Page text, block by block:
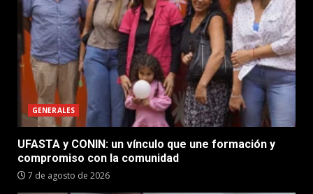
GENERALES
UFASTA y CONIN: un vínculo que une formación y
compromiso con la comunidad
7 de agosto de 2026